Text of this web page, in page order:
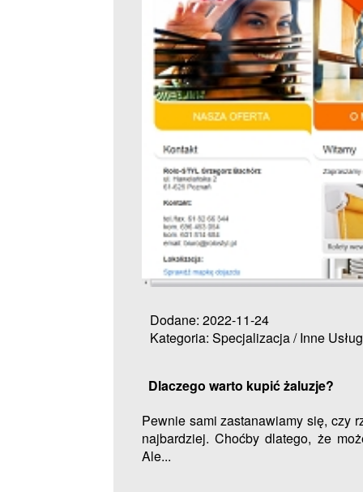
Dodane: 2022-11-24
Kategoria: Specjalizacja / Inne
Dlaczego warto kupić żaluzje?
Pewnie sami zastanawiamy się, czy
najbardziej. Choćby dlatego, że
Ale...